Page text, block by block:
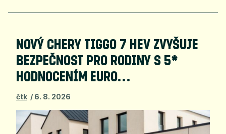
NOVÝ CHERY TIGGO 7 HEV ZVYŠUJE
BEZPEČNOST PRO RODINY S 5*
HODNOCENÍM EURO…
čtk 6. 8. 2026